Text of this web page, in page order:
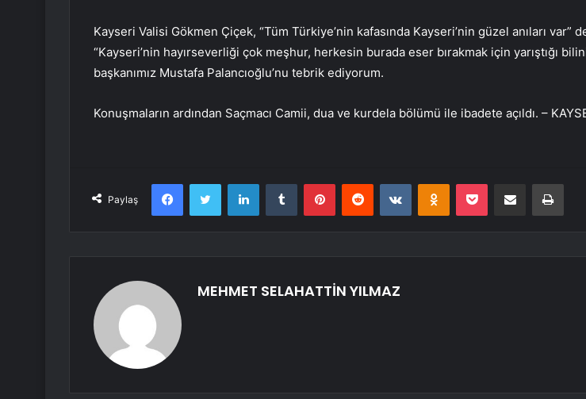
Kayseri Valisi Gökmen Çiçek, “Tüm Türkiye’nin kafasında Kayseri’nin güzel anıları var”
“Kayseri’nin hayırseverliği çok meşhur, herkesin burada eser bırakmak için yarıştığı
başkanımız Mustafa Palancıoğlu’nu tebrik ediyorum.
Konuşmaların ardından Saçmacı Camii, dua ve kurdela bölümü ile ibadete açıldı. –
Paylaş
FacebookTwitter LinkedInTumblr PinterestReddit VKontakteOdnoklassniki
Pocket E-Posta ile paylaş Yazdır
MEHMET SELAHATTİN YILMAZ